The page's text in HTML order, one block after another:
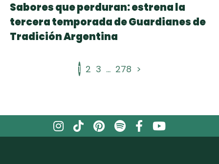
Sabores que perduran: estrena la
tercera temporada de Guardianes de
Tradición Argentina
1 2 3 ... 278 >